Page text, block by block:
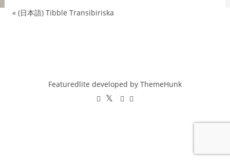
« (日本語) Tibble Transibiriska
Featuredlite developed by ThemeHunk